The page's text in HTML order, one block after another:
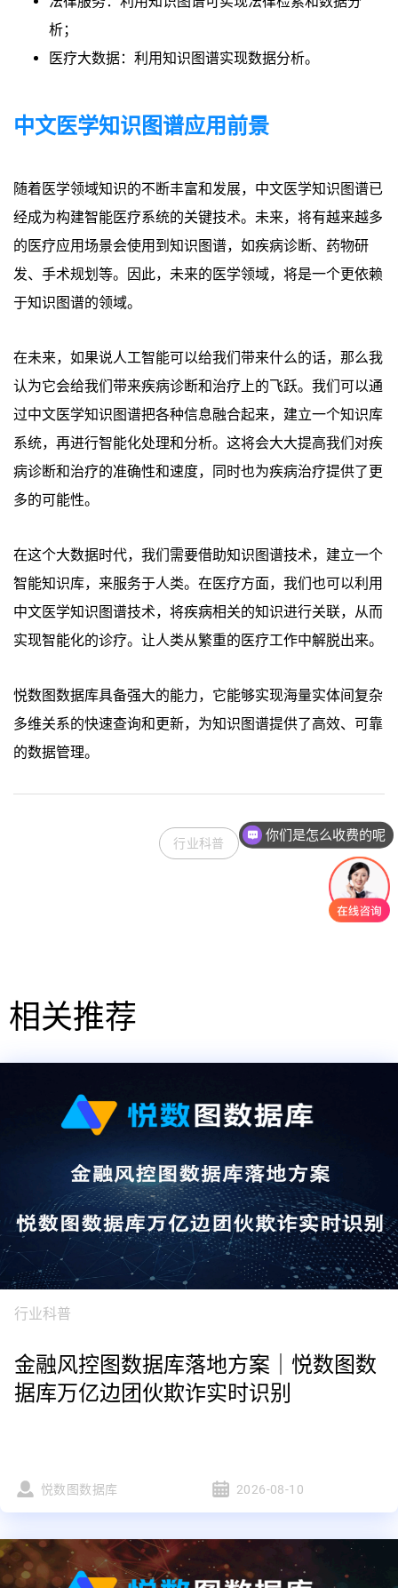
析；
医疗大数据：利用知识图谱实现数据分析。
中文医学知识图谱应用前景
随着医学领域知识的不断丰富和发展，中文医学知识图谱已
经成为构建智能医疗系统的关键技术。未来，将有越来越多
的医疗应用场景会使用到知识图谱，如疾病诊断、药物研
发、手术规划等。因此，未来的医学领域，将是一个更依赖
于知识图谱的领域。
在未来，如果说人工智能可以给我们带来什么的话，那么我
认为它会给我们带来疾病诊断和治疗上的飞跃。我们可以通
过中文医学知识图谱把各种信息融合起来，建立一个知识库
系统，再进行智能化处理和分析。这将会大大提高我们对疾
病诊断和治疗的准确性和速度，同时也为疾病治疗提供了更
多的可能性。
在这个大数据时代，我们需要借助知识图谱技术，建立一个
智能知识库，来服务于人类。在医疗方面，我们也可以利用
中文医学知识图谱技术，将疾病相关的知识进行关联，从而
实现智能化的诊疗。让人类从繁重的医疗工作中解脱出来。
悦数图数据库具备强大的能力，它能够实现海量实体间复杂
多维关系的快速查询和更新，为知识图谱提供了高效、可靠
的数据管理。
行业科普
相关推荐
行业科普
金融风控图数据库落地方案｜悦数图数
据库万亿边团伙欺诈实时识别
悦数图数据库 2026-08-10
现在有优惠活动吗